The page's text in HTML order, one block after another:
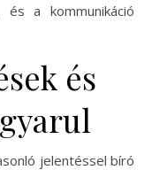
a kommunikáció
és
jelentéssel bíró